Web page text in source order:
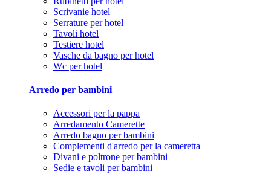
Scrivanie hotel
Serrature per hotel
Tavoli hotel
Testiere hotel
Vasche da bagno per hotel
Wc per hotel
Arredo per bambini
Accessori per la pappa
Arredamento Camerette
Arredo bagno per bambini
Complementi d'arredo per la cameretta
Divani e poltrone per bambini
Sedie e tavoli per bambini